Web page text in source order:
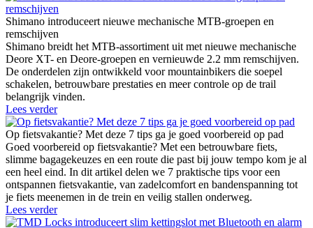
Shimano introduceert nieuwe mechanische MTB-groepen en
remschijven
Shimano breidt het MTB-assortiment uit met nieuwe mechanische
Deore XT- en Deore-groepen en vernieuwde 2.2 mm remschijven.
De onderdelen zijn ontwikkeld voor mountainbikers die soepel
schakelen, betrouwbare prestaties en meer controle op de trail
belangrijk vinden.
Lees verder
Op fietsvakantie? Met deze 7 tips ga je goed voorbereid op pad
Goed voorbereid op fietsvakantie? Met een betrouwbare fiets,
slimme bagagekeuzes en een route die past bij jouw tempo kom je al
een heel eind. In dit artikel delen we 7 praktische tips voor een
ontspannen fietsvakantie, van zadelcomfort en bandenspanning tot
je fiets meenemen in de trein en veilig stallen onderweg.
Lees verder